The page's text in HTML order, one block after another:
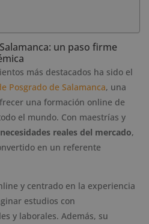
un paso firme
más destacados ha sido el
Posgrado de Salamanca, una
una formación online de
el mundo. Con maestrías y
necesidades reales del mercado,
en un referente
y centrado en la experiencia
estudios con
y laborales. Además, su